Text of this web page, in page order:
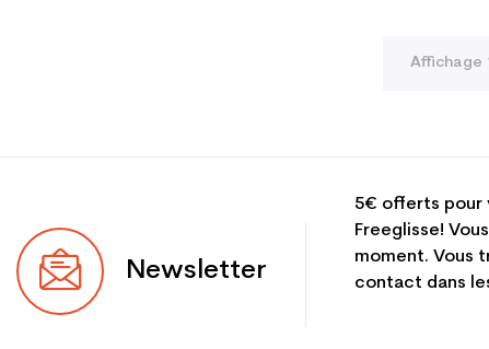
Affichage
Newsletter
5€ offerts pour
Freeglisse!
moment. Vous
contact dans